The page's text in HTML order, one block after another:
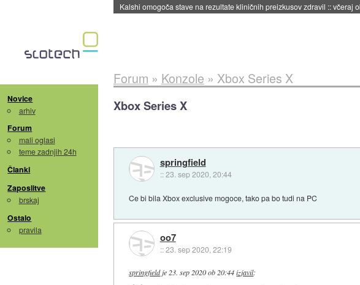
Sandisk že prodal več kot polovico SSD-jev za naslednji dve leti::včeraj
Novice
arhiv
Forum
mali oglasi
teme zadnjih 24h
Članki
Zaposlitve
brskaj
Ostalo
pravila
Forum » Konzole » Xbox Series X
Xbox Series X
springfield
::23. sep 2020, 20:44
Ce bi bila Xbox exclusive mogoce, tako pa bo tudi na PC
oo7
::23. sep 2020, 22:19
springfieldje23. sep 2020 ob 20:44 izjavil: